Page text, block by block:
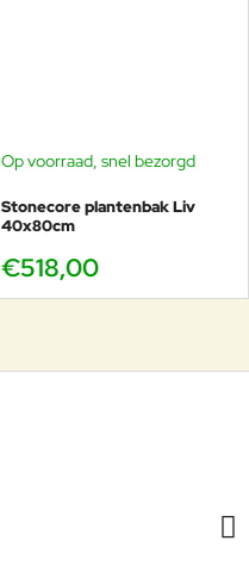
Op voorraad, snel bezorgd
Stonecore plantenbak Liv
40x80cm
€518,00